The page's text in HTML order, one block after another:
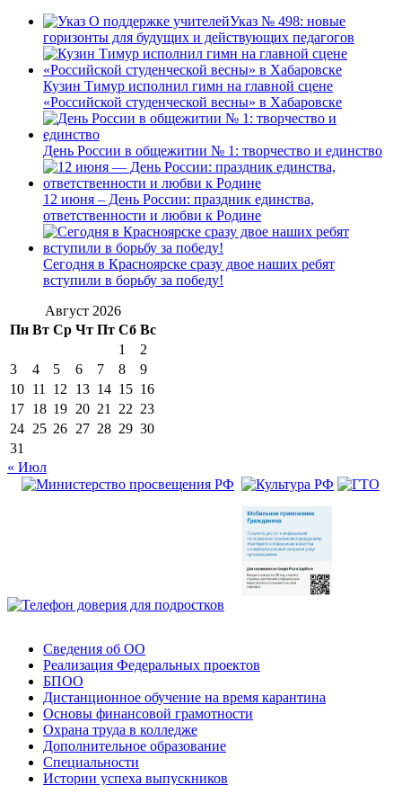
Указ № 498: новые
горизонты для будущих и действующих педагогов
Кузин Тимур исполнил гимн на главной сцене
«Российской студенческой весны» в Хабаровске
День России в общежитии № 1: творчество и единство
12 июня – День России: праздник единства,
ответственности и любви к Родине
Сегодня в Красноярске сразу двое наших ребят
вступили в борьбу за победу!
Август 2026
Пн Вт Ср Чт Пт Сб Вс
1
2
3
4 5 6 7 8
9
10 11 12 13 14 15 16
17 18 19 20 21 22 23
24 25 26 27 28 29 30
31
« Июл
Сведения об ОО
Реализация Федеральных проектов
БПОО
Дистанционное обучение на время карантина
Основы финансовой грамотности
Охрана труда в колледже
Дополнительное образование
Специальности
Истории успеха выпускников